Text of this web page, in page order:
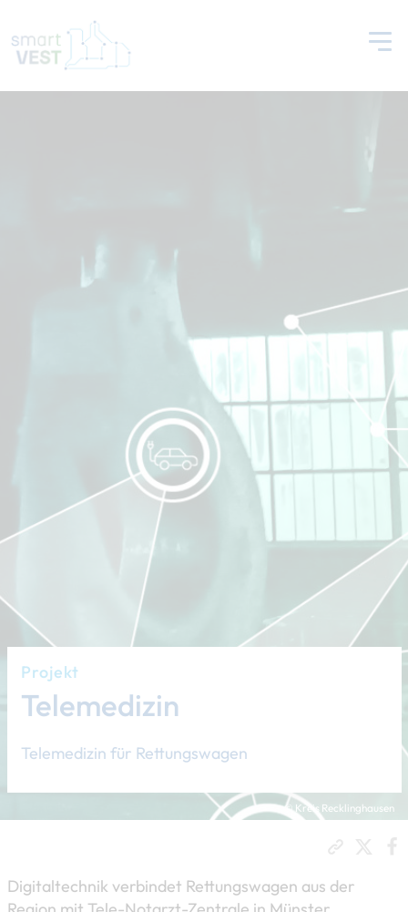
© Kreis Recklinghausen
Projekt
Telemedizin
Telemedizin für Rettungswagen
Digitaltechnik verbindet Rettungswagen aus der